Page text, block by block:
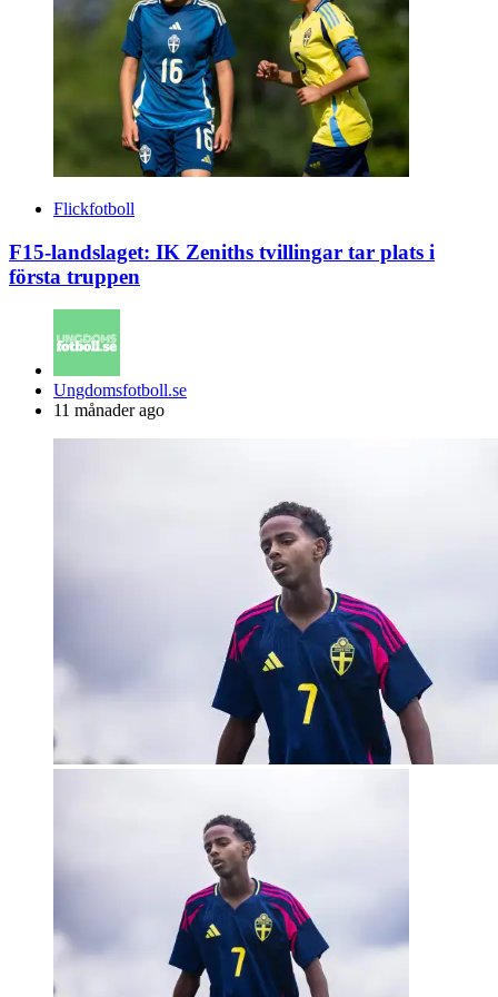
Flickfotboll
F15-landslaget: IK Zeniths tvillingar tar plats i
första truppen
Posted
by
Ungdomsfotboll.se
11 månader ago